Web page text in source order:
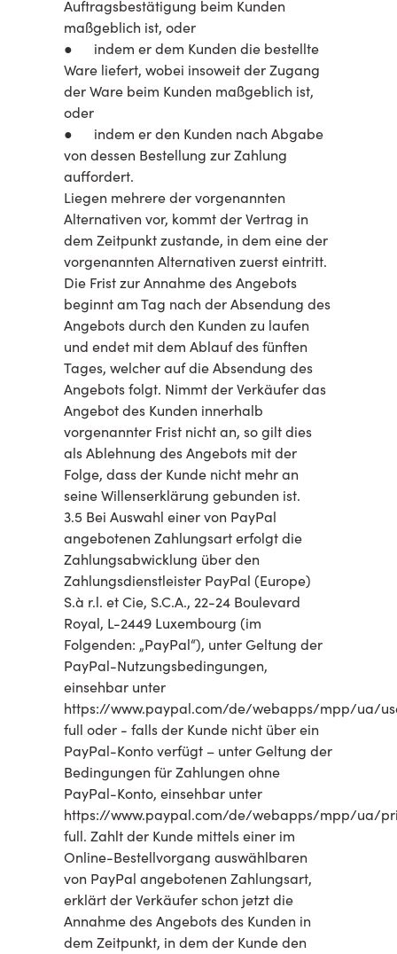
Auftragsbestätigung beim Kunden
maßgeblich ist, oder
● indem er dem Kunden die bestellte
Ware liefert, wobei insoweit der Zugang
der Ware beim Kunden maßgeblich ist,
oder
● indem er den Kunden nach Abgabe
von dessen Bestellung zur Zahlung
auffordert.
Liegen mehrere der vorgenannten
Alternativen vor, kommt der Vertrag in
dem Zeitpunkt zustande, in dem eine der
vorgenannten Alternativen zuerst eintritt.
Die Frist zur Annahme des Angebots
beginnt am Tag nach der Absendung des
Angebots durch den Kunden zu laufen
und endet mit dem Ablauf des fünften
Tages, welcher auf die Absendung des
Angebots folgt. Nimmt der Verkäufer das
Angebot des Kunden innerhalb
vorgenannter Frist nicht an, so gilt dies
als Ablehnung des Angebots mit der
Folge, dass der Kunde nicht mehr an
seine Willenserklärung gebunden ist.
3.5 Bei Auswahl einer von PayPal
angebotenen Zahlungsart erfolgt die
Zahlungsabwicklung über den
Zahlungsdienstleister PayPal (Europe)
S.à r.l. et Cie, S.C.A., 22-24 Boulevard
Royal, L-2449 Luxembourg (im
Folgenden: „PayPal“), unter Geltung der
PayPal-Nutzungsbedingungen,
einsehbar unter
https://www.paypal.com/de/webapps/mpp/ua/
full oder - falls der Kunde nicht über ein
PayPal-Konto verfügt – unter Geltung der
Bedingungen für Zahlungen ohne
PayPal-Konto, einsehbar unter
https://www.paypal.com/de/webapps/mpp/ua/
full. Zahlt der Kunde mittels einer im
Online-Bestellvorgang auswählbaren
von PayPal angebotenen Zahlungsart,
erklärt der Verkäufer schon jetzt die
Annahme des Angebots des Kunden in
dem Zeitpunkt, in dem der Kunde den